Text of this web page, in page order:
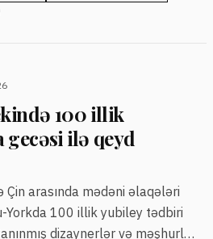
100 illik
ilə qeyd
arasında mədəni əlaqələri
Yorkda 100 illik yubiley tədbiri
dizaynerlər və məşhurlar